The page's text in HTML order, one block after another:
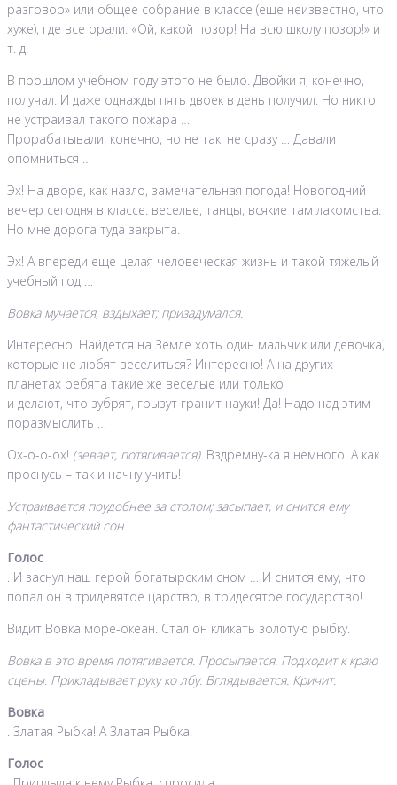
разговор» или общее собрание в классе (еще неизвестно, что
хуже), где все орали: «Ой, какой позор! На всю школу позор!» и
т. д.
В прошлом учебном году этого не было. Двойки я, конечно,
получал. И даже однажды пять двоек в день получил. Но никто
не устраивал такого пожара …
Прорабатывали, конечно, но не так, не сразу … Давали
опомниться …
Эх! На дворе, как назло, замечательная погода! Новогодний
вечер сегодня в классе: веселье, танцы, всякие там лакомства.
Но мне дорога туда закрыта.
Эх! А впереди еще целая человеческая жизнь и такой тяжелый
учебный год …
Вовка мучается, вздыхает; призадумался.
Интересно! Найдется на Земле хоть один мальчик или девочка,
которые не любят веселиться? Интересно! А на других
планетах ребята такие же веселые или только
и делают, что зубрят, грызут гранит науки! Да! Надо над этим
поразмыслить …
Ох-о-о-ох! (зевает, потягивается). Вздремну-ка я немного. А как
проснусь – так и начну учить!
Устраивается поудобнее за столом; засыпает, и снится ему
фантастический сон.
Голос
. И заснул наш герой богатырским сном … И снится ему, что
попал он в тридевятое царство, в тридесятое государство!
Видит Вовка море-океан. Стал он кликать золотую рыбку.
Вовка в это время потягивается. Просыпается. Подходит к краю
сцены. Прикладывает руку ко лбу. Вглядывается. Кричит.
Вовка
. Златая Рыбка! А Златая Рыбка!
Голос